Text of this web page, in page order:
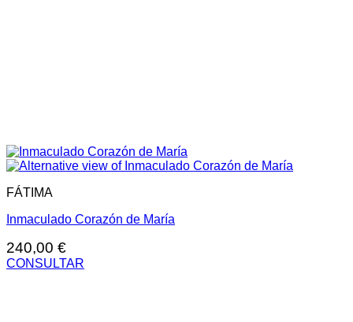
FÁTIMA
Inmaculado Corazón de María
240,00 €
CONSULTAR